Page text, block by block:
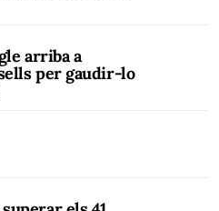
arriba a
per gaudir-lo